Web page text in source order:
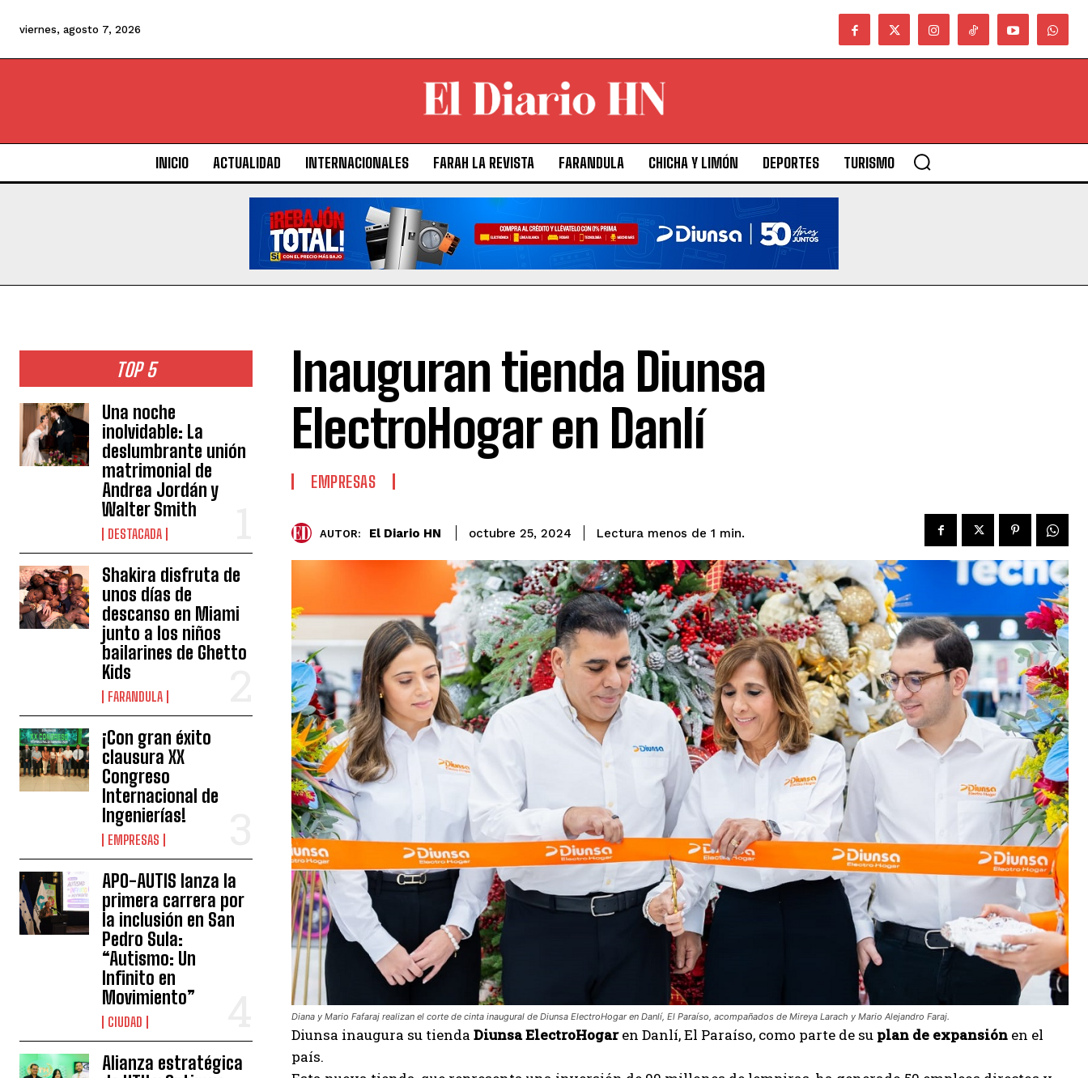
viernes, agosto 7, 2026
INICIO ACTUALIDAD INTERNACIONALES FARAH LA REVISTA FARANDULA CHICHA Y LIMÓN DEPORTES TURISMO
TOP 5
Una noche
inolvidable: La
deslumbrante unión
matrimonial de
Andrea Jordán y
Walter Smith
DESTACADA
Shakira disfruta de
unos días de
descanso en Miami
junto a los niños
bailarines de Ghetto
Kids
FARANDULA
¡Con gran éxito
clausura XX
Congreso
Internacional de
Ingenierías!
EMPRESAS
APO-AUTIS lanza la
primera carrera por
la inclusión en San
Pedro Sula:
“Autismo: Un
Infinito en
Movimiento”
CIUDAD
Alianza estratégica
Inauguran tienda Diunsa
ElectroHogar en Danlí
EMPRESAS
AUTOR: El Diario HN octubre 25, 2024 Lectura menos de 1 min.
Diana y Mario Fafaraj realizan el corte de cinta inaugural de Diunsa ElectroHogar en Danlí, El Paraíso, acompañados de Mireya Larach y Mario Alejandro Faraj.
Diunsa inaugura su tienda Diunsa ElectroHogaren Danlí, El Paraíso, como parte de su plan de expansión en el
país.